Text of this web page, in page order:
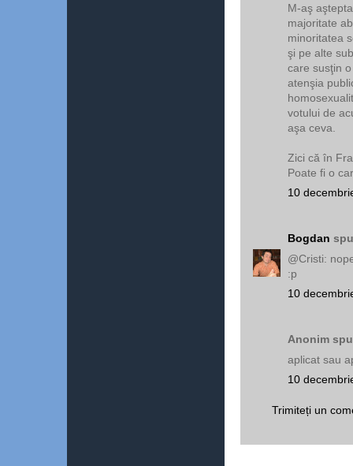
M-aş
majoritate
minoritatea
şi pe alte
care susţin
atenşia
votului de
aşa ceva.
Zici că în
Poate fi o
10
Bogdan
@Cristi:
:p
10
Anonim
aplicat sau
10
Trimiteți un